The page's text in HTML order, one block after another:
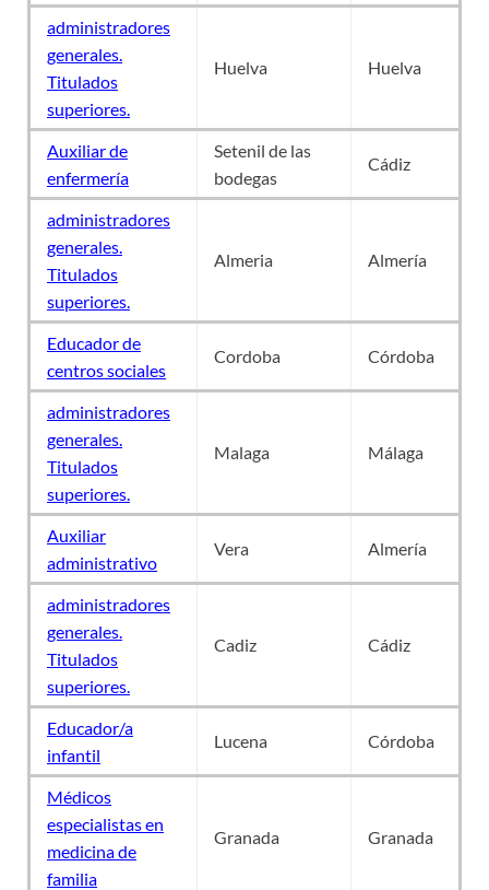
administradores
generales.
Titulados
superiores.
Huelva Huelva
Auxiliar de
enfermería
Setenil de las
bodegas
Cádiz
administradores
generales.
Titulados
superiores.
Almeria Almería
Educador de
centros sociales
Cordoba Córdoba
administradores
generales.
Titulados
superiores.
Malaga Málaga
Auxiliar
administrativo
Vera Almería
administradores
generales.
Titulados
superiores.
Cadiz Cádiz
Educador/a
infantil
Lucena Córdoba
Médicos
especialistas en
medicina de
familia
Granada Granada